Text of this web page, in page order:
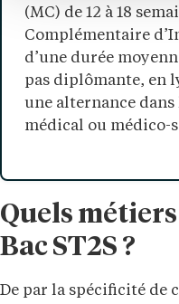
(MC) de 12 à 18
Complémentaire
d’une durée
pas diplômante, en
une alternance
médical ou médico-
Quels
Bac ST2S ?
De par la spécificité de